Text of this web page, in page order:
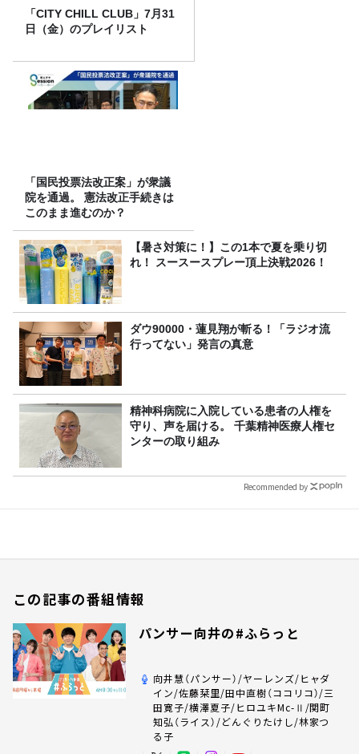
「CITY CHILL CLUB」7月31
日（金）のプレイリスト
「国民投票法改正案」が衆議
院を通過。 憲法改正手続きは
このまま進むのか？
【暑さ対策に！】この1本で夏を乗り切
れ！ スースースプレー頂上決戦2026！
ダウ90000・蓮見翔が斬る！「ラジオ流
行ってない」発言の真意
精神科病院に入院している患者の人権を
守り、声を届ける。 千葉精神医療人権セ
ンターの取り組み
Recommended by
この記事の番組情報
パンサー向井の#ふらっと
向井慧（パンサー）/ヤーレンズ/ヒャダ
イン/佐藤栞里/田中直樹（ココリコ）/三
田寛子/横澤夏子/ヒロユキMc-Ⅱ/関町
知弘（ライス）/どんぐりたけし/林家つ
る子